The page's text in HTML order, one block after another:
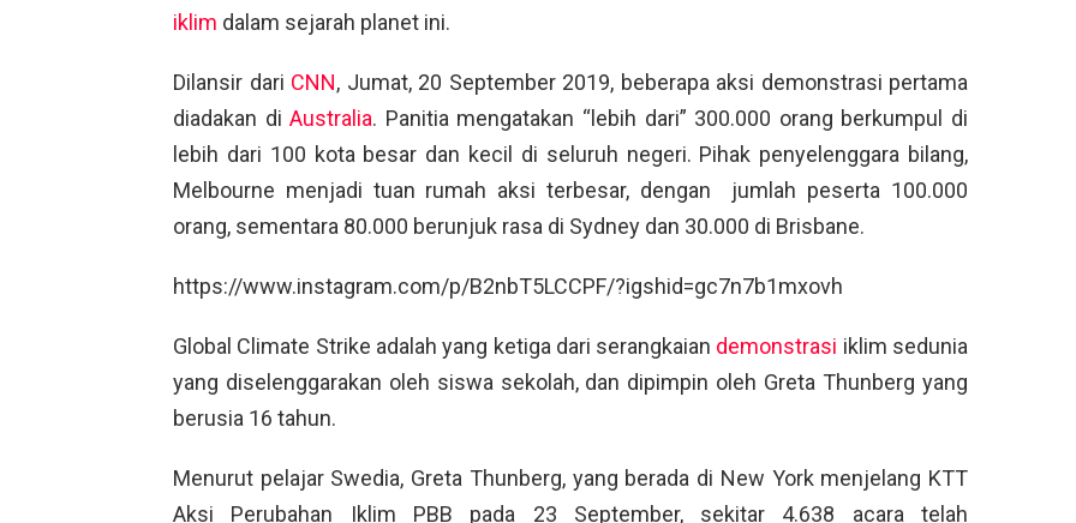
iklim dalam sejarah planet ini.
Dilansir dari CNN, Jumat, 20 September 2019, beberapa aksi demonstrasi pertama
diadakan diAustralia. Panitia mengatakan “lebih dari” 300.000 orang berkumpul di
lebih dari 100 kota besar dan kecil di seluruh negeri. Pihak penyelenggara bilang,
Melbourne menjadi tuan rumah aksi terbesar, dengan
jumlah peserta 100.000
orang, sementara 80.000 berunjuk rasa di Sydney dan 30.000 di Brisbane.
https://www.instagram.com/p/B2nbT5LCCPF/?igshid=gc7n7b1mxovh
Global Climate Strike adalah yang ketiga dari serangkaian demonstrasi iklim sedunia
yang diselenggarakan oleh siswa sekolah, dan dipimpin oleh Greta Thunberg yang
berusia 16 tahun.
Menurut pelajar Swedia, Greta Thunberg, yang berada di New York menjelang KTT
Aksi Perubahan Iklim PBB pada 23 September, sekitar 4.638 acara telah